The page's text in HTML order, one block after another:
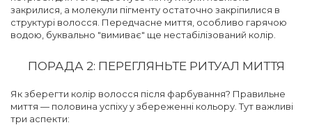
закрилися, а молекули пігменту остаточно закріпилися в
структурі волосся. Передчасне миття, особливо гарячою
водою, буквально "вимиває" ще нестабілізований колір.
ПОРАДА 2: ПЕРЕГЛЯНЬТЕ РИТУАЛ МИТТЯ
Як зберегти колір волосся після фарбування? Правильне
миття — половина успіху у збереженні кольору. Тут важливі
три аспекти: